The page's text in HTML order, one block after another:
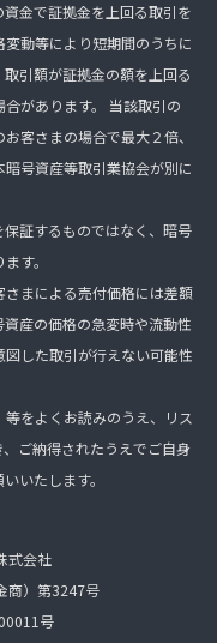
金で証拠金を上回る取引を
動等により短期間のうちに
引額が証拠金の額を上回る
があります。 当該取引の
客さまの場合で最大２倍、
号資産等取引業協会が別に
証するものではなく、暗号
す。
まによる売付価格には差額
資産の価格の急変時や流動性
した取引が行えない可能性
等をよくお読みのうえ、リス
ご納得されたうえでご自身
いたします。
式会社
商）第3247号
号